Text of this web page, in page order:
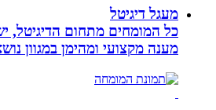
מעגל דיגיטל
כל המומחים מתחום הדיגיטל,
מענה מקצועי ומהימן במגוון